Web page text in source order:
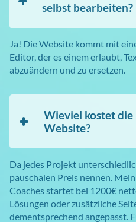
selbst bearbeiten?
Ja! Die Website kommt mit
Editor, der es einem erlaubt,
abzuändern und zu ersetzen.
Wieviel kostet
Website?
Da jedes Projekt
pauschalen Preis nennen.
Coaches startet bei 1200€
Lösungen oder zusätzliche
dementsprechend angepasst.